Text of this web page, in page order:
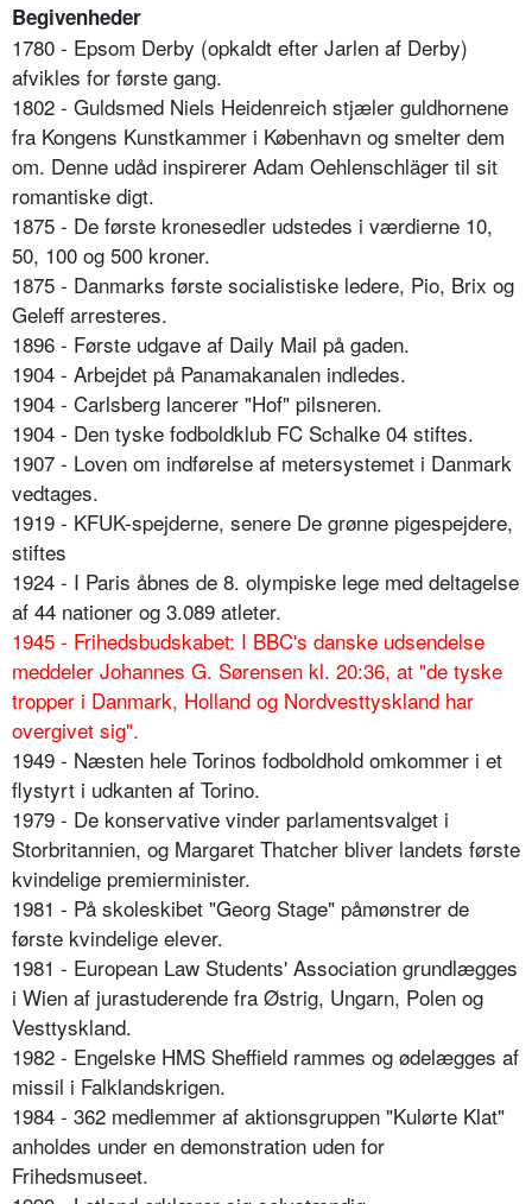
Begivenheder
1780 - Epsom Derby (opkaldt efter Jarlen af Derby)
afvikles for første gang.
1802 - Guldsmed Niels Heidenreich stjæler guldhornene
fra Kongens Kunstkammer i København og smelter dem
om. Denne udåd inspirerer Adam Oehlenschläger til sit
romantiske digt.
1875 - De første kronesedler udstedes i værdierne 10,
50, 100 og 500 kroner.
1875 - Danmarks første socialistiske ledere, Pio, Brix og
Geleff arresteres.
1896 - Første udgave af Daily Mail på gaden.
1904 - Arbejdet på Panamakanalen indledes.
1904 - Carlsberg lancerer "Hof" pilsneren.
1904 - Den tyske fodboldklub FC Schalke 04 stiftes.
1907 - Loven om indførelse af metersystemet i Danmark
vedtages.
1919 - KFUK-spejderne, senere De grønne pigespejdere,
stiftes
1924 - I Paris åbnes de 8. olympiske lege med deltagelse
af 44 nationer og 3.089 atleter.
1945 - Frihedsbudskabet: I BBC's danske udsendelse
meddeler Johannes G. Sørensen kl. 20:36, at "de tyske
tropper i Danmark, Holland og Nordvesttyskland har
overgivet sig".
1949 - Næsten hele Torinos fodboldhold omkommer i et
flystyrt i udkanten af Torino.
1979 - De konservative vinder parlamentsvalget i
Storbritannien, og Margaret Thatcher bliver landets første
kvindelige premierminister.
1981 - På skoleskibet "Georg Stage" påmønstrer de
første kvindelige elever.
1981 - European Law Students' Association grundlægges
i Wien af jurastuderende fra Østrig, Ungarn, Polen og
Vesttyskland.
1982 - Engelske HMS Sheffield rammes og ødelægges af
missil i Falklandskrigen.
1984 - 362 medlemmer af aktionsgruppen "Kulørte Klat"
anholdes under en demonstration uden for
Frihedsmuseet.